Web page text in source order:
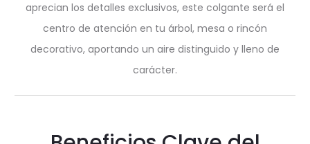
aprecian los detalles exclusivos, este colgante será el
centro de atención en tu árbol, mesa o rincón
decorativo, aportando un aire distinguido y lleno de
carácter.